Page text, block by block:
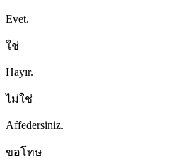
Evet.
ใช่
Hayır.
ไม่ใช่
Affedersiniz.
ขอโทษ